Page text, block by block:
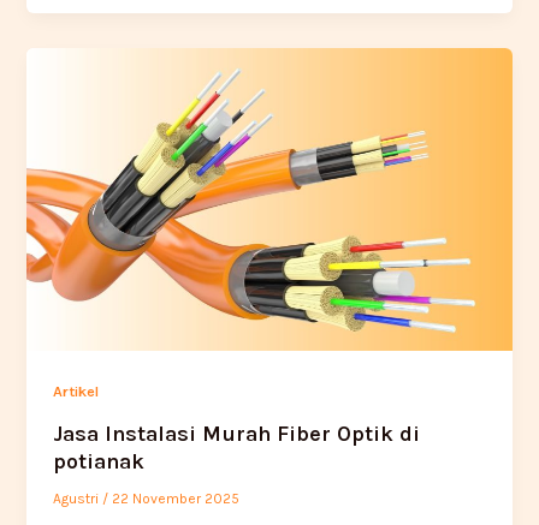
Artikel
Jasa Instalasi Murah Fiber Optik di
potianak
Agustri / 22 November 2025